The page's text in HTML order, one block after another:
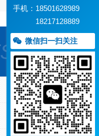
SJG-
791
型
在
线
余
氯
SJG-
791B
型
在
线
消
毒
SJG-
792
型
在
线
余
氯/
手机：18501628989
18217128889
微信扫一扫关注